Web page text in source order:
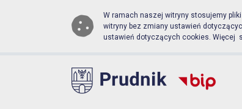
Biuletyn Informacji
Przejdź do menu głównego
Przejdź do głównej zawartościW ramach naszej witryny stosujemy
witryny bez zmiany ustawień
ustawień dotyczących cookies. Więcej